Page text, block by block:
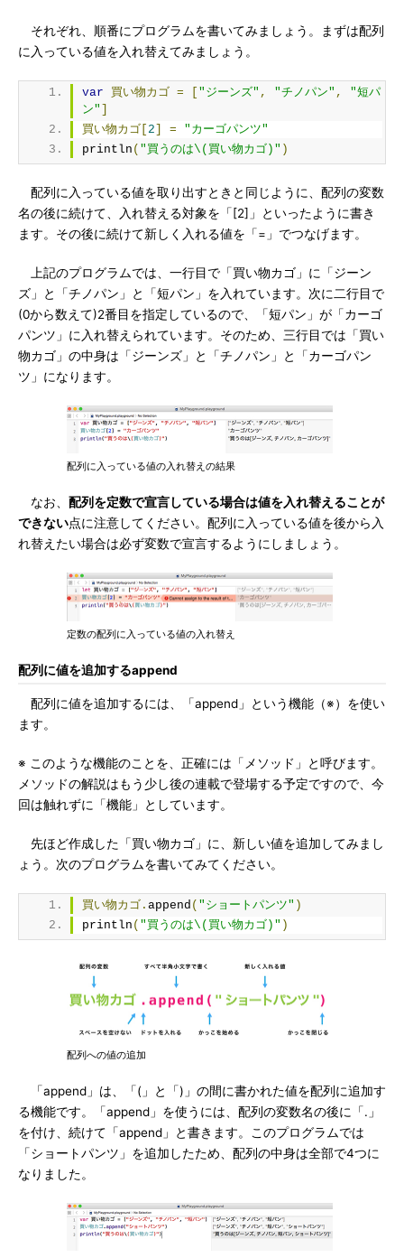
それぞれ、順番にプログラムを書いてみましょう。まずは配列
に入っている値を入れ替えてみましょう。
var 買い物カゴ = "ジーンズ" , "チノパン" ,
"短パ
ン"
買い物カゴ[ 2 =
"カーゴパンツ"
println ( "買うのは\(買い物カゴ)" )
配列に入っている値を取り出すときと同じように、配列の変数
名の後に続けて、入れ替える対象を「[2]」といったように書き
ます。その後に続けて新しく入れる値を「=」でつなげます。
上記のプログラムでは、一行目で「買い物カゴ」に「ジーン
ズ」と「チノパン」と「短パン」を入れています。次に二行目で
(0から数えて)2番目を指定しているので、「短パン」が「カーゴ
パンツ」に入れ替えられています。そのため、三行目では「買い
物カゴ」の中身は「ジーンズ」と「チノパン」と「カーゴパン
ツ」になります。
配列に入っている値の入れ替えの結果
なお、 配列を定数で宣言している場合は値を入れ替えることが
できない点に注意してください。配列に入っている値を後から入
れ替えたい場合は必ず変数で宣言するようにしましょう。
定数の配列に入っている値の入れ替え
配列に値を追加するappend
配列に値を追加するには、「append」という機能（※）を使い
ます。
※ このような機能のことを、正確には「メソッド」と呼びます。
メソッドの解説はもう少し後の連載で登場する予定ですので、今
回は触れずに「機能」としています。
先ほど作成した「買い物カゴ」に、新しい値を追加してみまし
ょう。次のプログラムを書いてみてください。
買い物カゴ. append ( "ショートパンツ" )
println ( "買うのは\(買い物カゴ)" )
配列への値の追加
「append」は、「(」と「)」の間に書かれた値を配列に追加す
る機能です。「append」を使うには、配列の変数名の後に「.」
を付け、続けて「append」と書きます。このプログラムでは
「ショートパンツ」を追加したため、配列の中身は全部で4つに
なりました。